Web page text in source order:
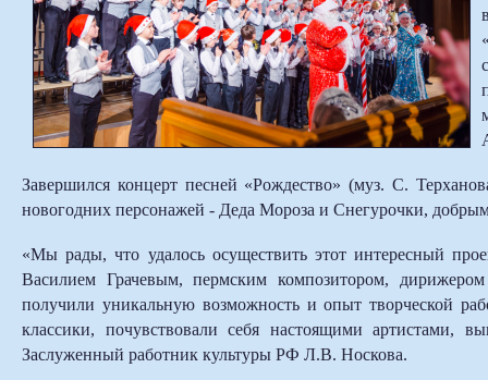
Завершился концерт песней «Рождество» (муз. С.
новогодних персонажей - Деда Мороза и Снегурочки,
«Мы рады, что удалось осуществить этот интересный
Василием Грачевым, пермским композитором,
получили уникальную возможность и опыт творческой
классики, почувствовали себя настоящими артистами,
Заслуженный работник культуры РФ Л.В. Носкова.